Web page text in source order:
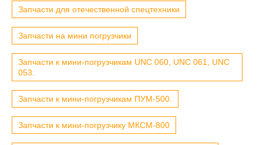
Запчасти для отечественной спецтехники
Запчасти на мини погрузчики
Запчасти к мини-погрузчикам UNC 060, UNC 061, UNC
053.
Запчасти к мини-погрузчикам ПУМ-500.
Запчасти к мини-погрузчику МКСМ-800